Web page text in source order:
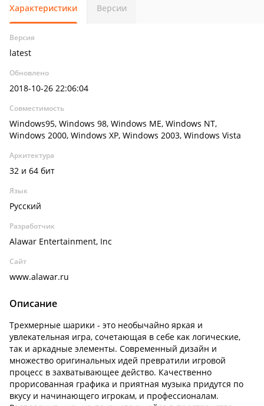
Характеристики Версии
Версия
latest
Обновлено
2018-10-26 22:06:04
Совместимость
Windows95, Windows 98, Windows ME, Windows NT,
Windows 2000, Windows XP, Windows 2003, Windows Vista
Архитектура
32 и 64 бит
Язык
Русский
Разработчик
Alawar Entertainment, Inc
Сайт
www.alawar.ru
Описание
Трехмерные шарики - это необычайно яркая и
увлекательная игра, сочетающая в себе как логические,
так и аркадные элементы. Современный дизайн и
множество оригинальных идей превратили игровой
процесс в захватывающее действо. Качественно
прорисованная графика и приятная музыка придутся по
вкусу и начинающего игрокам, и профессионалам.